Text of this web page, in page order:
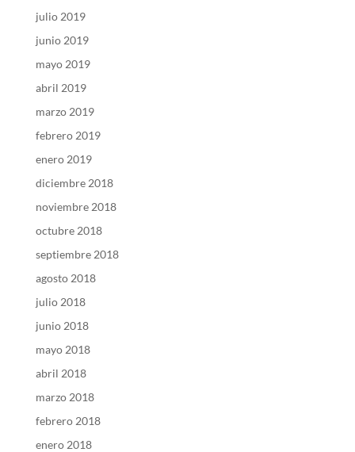
julio 2019
junio 2019
mayo 2019
abril 2019
marzo 2019
febrero 2019
enero 2019
diciembre 2018
noviembre 2018
octubre 2018
septiembre 2018
agosto 2018
julio 2018
junio 2018
mayo 2018
abril 2018
marzo 2018
febrero 2018
enero 2018